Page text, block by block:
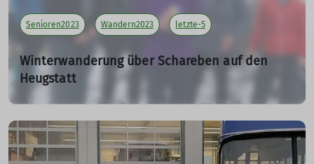
Senioren2023 Wandern2023 letzte-5
Winterwanderung über Schareben auf den
Heugstatt
am 14.01.2023
Tourenleiterin: Killesreiter Marlene
Teilnehmer: 7